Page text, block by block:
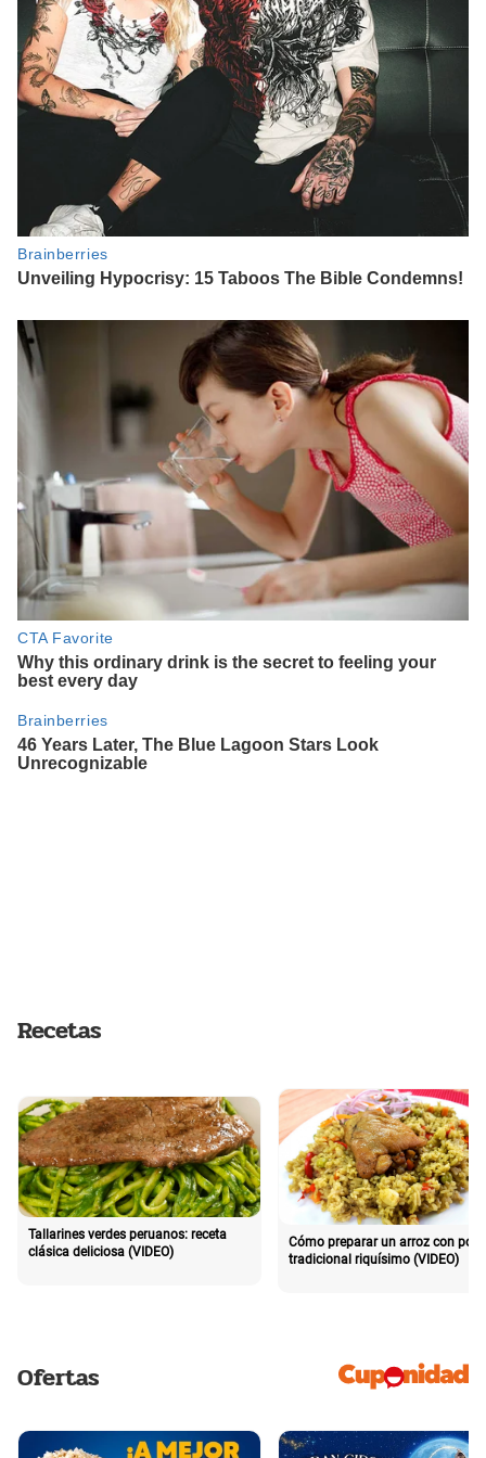
Recetas
Tallarines verdes peruanos: receta
clásica deliciosa (VIDEO)
Cómo preparar un arroz con pollo
tradicional riquísimo (VIDEO)
Ofertas